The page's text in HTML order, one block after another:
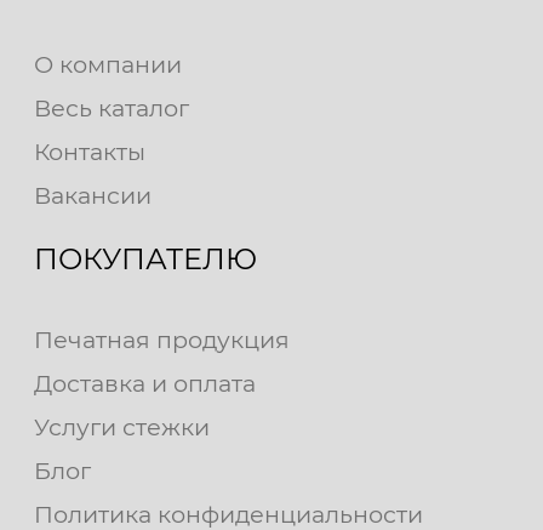
О компании
Весь каталог
Контакты
Вакансии
ПОКУПАТЕЛЮ
Печатная продукция
Доставка и оплата
Услуги стежки
Блог
Политика конфиденциальности